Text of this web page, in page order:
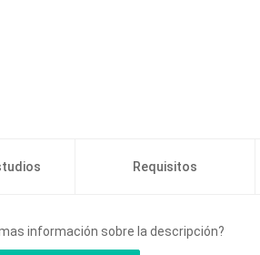
Requisitos
información sobre la descripción?